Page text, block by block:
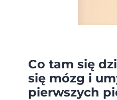
Co tam się
się mózg i
pierwszych